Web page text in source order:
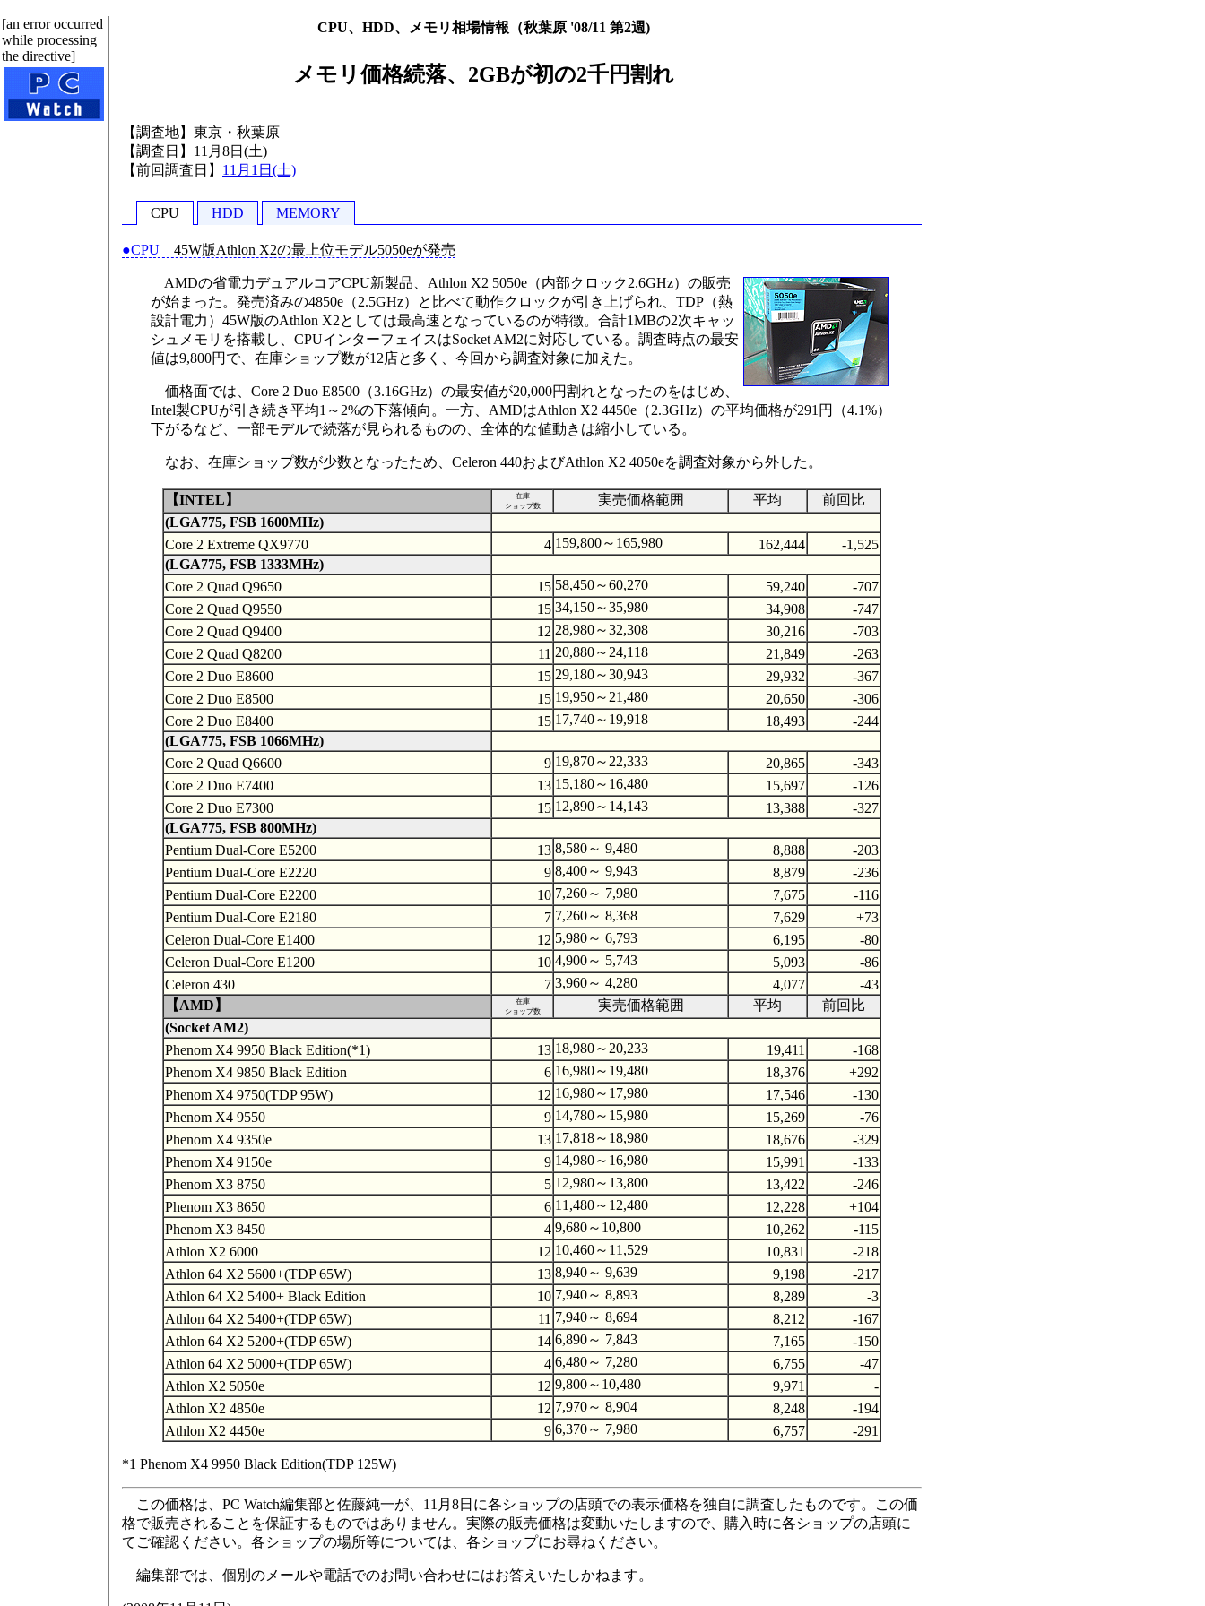
[an error occurred
while processing
the directive]
CPU、HDD、メモリ相場情報（秋葉原 '08/11 第2週)
メモリ価格続落、2GBが初の2千円割れ
【調査地】東京・秋葉原
【調査日】11月8日(土)
【前回調査日】 11月1日(土)
CPU HDD MEMORY
●CPU 45W版Athlon X2の最上位モデル5050eが発売
AMDの省電力デュアルコアCPU新製品、Athlon X2 5050e（内部クロック2.6GHz）の販売
が始まった。発売済みの4850e（2.5GHz）と比べて動作クロックが引き上げられ、TDP（熱
設計電力）45W版のAthlon X2としては最高速となっているのが特徴。合計1MBの2次キャッ
シュメモリを搭載し、CPUインターフェイスはSocket AM2に対応している。調査時点の最安
値は9,800円で、在庫ショップ数が12店と多く、今回から調査対象に加えた。
価格面では、Core 2 Duo E8500（3.16GHz）の最安値が20,000円割れとなったのをはじめ、
Intel製CPUが引き続き平均1～2%の下落傾向。一方、AMDはAthlon X2 4450e（2.3GHz）の平均価格が291円（4.1%）
下がるなど、一部モデルで続落が見られるものの、全体的な値動きは縮小している。
なお、在庫ショップ数が少数となったため、Celeron 440およびAthlon X2 4050eを調査対象から外した。
【INTEL】
在庫
ショップ数
実売価格範囲 平均
前回比
(LGA775, FSB 1600MHz)
Core 2 Extreme QX9770
4 159,800～165,980 162,444
-1,525
(LGA775, FSB 1333MHz)
Core 2 Quad Q9650
15 58,450～60,270 59,240
-707
Core 2 Quad Q9550
15 34,150～35,980 34,908
-747
Core 2 Quad Q9400
12 28,980～32,308 30,216
-703
Core 2 Quad Q8200
11 20,880～24,118 21,849
-263
Core 2 Duo E8600
15 29,180～30,943 29,932
-367
Core 2 Duo E8500
15 19,950～21,480 20,650
-306
Core 2 Duo E8400
15 17,740～19,918 18,493
-244
(LGA775, FSB 1066MHz)
Core 2 Quad Q6600
9 19,870～22,333 20,865
-343
Core 2 Duo E7400
13 15,180～16,480 15,697
-126
Core 2 Duo E7300
15 12,890～14,143 13,388
-327
(LGA775, FSB 800MHz)
Pentium Dual-Core E5200
13 8,580～ 9,480 8,888
-203
Pentium Dual-Core E2220
9 8,400～ 9,943 8,879
-236
Pentium Dual-Core E2200
10 7,260～ 7,980 7,675
-116
Pentium Dual-Core E2180
7 7,260～ 8,368 7,629
+73
Celeron Dual-Core E1400
12 5,980～ 6,793 6,195
-80
Celeron Dual-Core E1200
10 4,900～ 5,743 5,093
-86
Celeron 430
7 3,960～ 4,280 4,077
-43
【AMD】
在庫
ショップ数
実売価格範囲 平均
前回比
(Socket AM2)
Phenom X4 9950 Black Edition(*1)
13 18,980～20,233 19,411
-168
Phenom X4 9850 Black Edition
6 16,980～19,480 18,376
+292
Phenom X4 9750(TDP 95W)
12 16,980～17,980 17,546
-130
Phenom X4 9550
9 14,780～15,980 15,269
-76
Phenom X4 9350e
13 17,818～18,980 18,676
-329
Phenom X4 9150e
9 14,980～16,980 15,991
-133
Phenom X3 8750
5 12,980～13,800 13,422
-246
Phenom X3 8650
6 11,480～12,480 12,228
+104
Phenom X3 8450
4 9,680～10,800 10,262
-115
Athlon X2 6000
12 10,460～11,529 10,831
-218
Athlon 64 X2 5600+(TDP 65W)
13 8,940～ 9,639 9,198
-217
Athlon 64 X2 5400+ Black Edition
10 7,940～ 8,893 8,289
-3
Athlon 64 X2 5400+(TDP 65W)
11 7,940～ 8,694 8,212
-167
Athlon 64 X2 5200+(TDP 65W)
14 6,890～ 7,843 7,165
-150
Athlon 64 X2 5000+(TDP 65W)
4 6,480～ 7,280 6,755
-47
Athlon X2 5050e
12 9,800～10,480 9,971
-
Athlon X2 4850e
12 7,970～ 8,904 8,248
-194
Athlon X2 4450e
9 6,370～ 7,980 6,757 -291
*1 Phenom X4 9950 Black Edition(TDP 125W)
この価格は、PC Watch編集部と佐藤純一が、11月8日に各ショップの店頭での表示価格を独自に調査したものです。この価
格で販売されることを保証するものではありません。実際の販売価格は変動いたしますので、購入時に各ショップの店頭に
てご確認ください。各ショップの場所等については、各ショップにお尋ねください。
編集部では、個別のメールや電話でのお問い合わせにはお答えいたしかねます。